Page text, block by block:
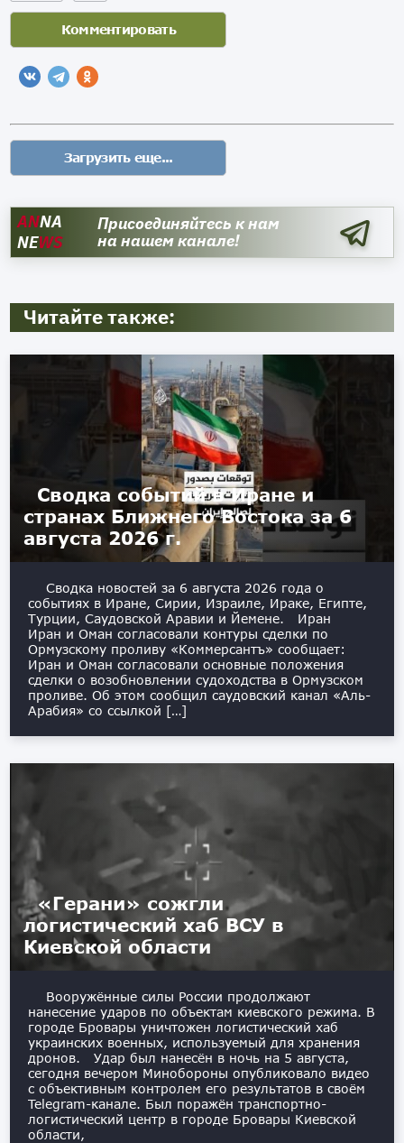
ANNA
NEWS
Присоединяйтесь к нам
на нашем канале!
Читайте также:
Сводка событий в Иране и
странах Ближнего Востока за 6
августа 2026 г.
Сводка новостей за 6 августа 2026 года о
событиях в Иране, Сирии, Израиле, Ираке, Египте,
Турции, Саудовской Аравии и Йемене. Иран
Иран и Оман согласовали контуры сделки по
Ормузскому проливу «Коммерсантъ» сообщает:
Иран и Оман согласовали основные положения
сделки о возобновлении судоходства в Ормузском
проливе. Об этом сообщил саудовский канал «Аль-
Арабия» со ссылкой […]
«Герани» сожгли
логистический хаб ВСУ в
Киевской области
Вооружённые силы России продолжают
нанесение ударов по объектам киевского режима. В
городе Бровары уничтожен логистический хаб
украинских военных, используемый для хранения
дронов. Удар был нанесён в ночь на 5 августа,
сегодня вечером Минобороны опубликовало видео
с объективным контролем его результатов в своём
Telegram-канале. Был поражён транспортно-
логистический центр в городе Бровары Киевской
области,